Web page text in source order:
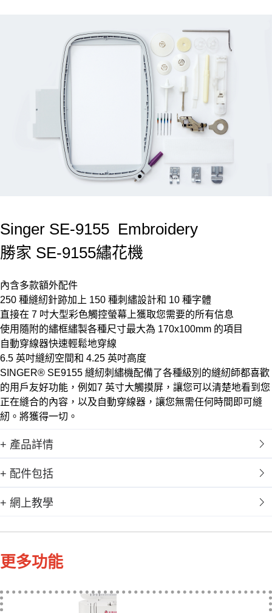
Singer SE-9155 Embroidery
勝家 SE-9155繡花機
內含多款額外配件
250 種縫紉針跡加上 150 種刺繡設計和 10 種字體
直接在 7 吋大型彩色觸控螢幕上獲取您需要的所有信息
使用隨附的繡框繡製各種尺寸最大為 170x100mm 的項目
自動穿線器快速輕鬆地穿線
6.5 英吋縫紉空間和 4.25 英吋高度
SINGER® SE9155 縫紉刺繡機配備了各種級別的縫紉師都喜歡
的用戶友好功能，例如7 英寸大觸摸屏，讓您可以清楚地看到您
正在縫合的內容，以及自動穿線器，讓您無需任何時間即可縫
紉。將獲得一切。
+ 產品詳情
+ 配件包括
+ 網上教學
更多功能